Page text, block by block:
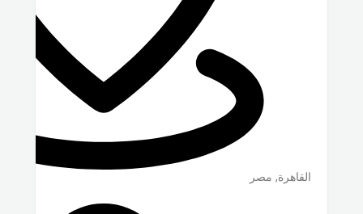
القاهرة, مصر